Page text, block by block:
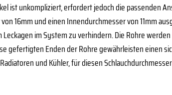
ist unkompliziert, erfordert jedoch die passenden
16mm und einen Innendurchmesser von 11mm
im System zu verhindern. Die Rohre
Enden der Rohre gewährleisten einen
und Kühler, für diesen